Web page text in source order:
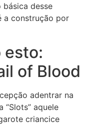
básica desse
a construção por
esto:
of Blood
adentrar na
“Slots” aquele
criancice